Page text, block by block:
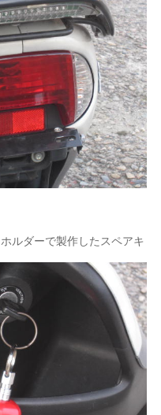
ルダーで製作したスペアキ